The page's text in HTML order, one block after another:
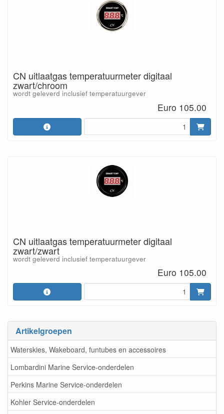
Artikelgroepen
Waterskies, Wakeboard, funtubes en accessoires
Lombardini Marine Service-onderdelen
Perkins Marine Service-onderdelen
Kohler Service-onderdelen
CN uitlaatgas temperatuurmeter digitaal
zwart/chroom
wordt geleverd inclusief temperatuurgever
Euro 105.00
CN uitlaatgas temperatuurmeter digitaal
zwart/zwart
wordt geleverd inclusief temperatuurgever
Euro 105.00